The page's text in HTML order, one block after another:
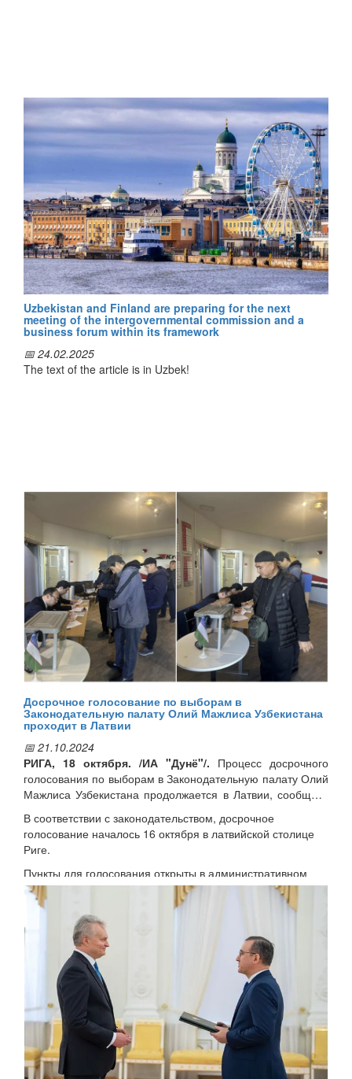
Uzbekistan and Finland are preparing for the next
meeting of the intergovernmental commission and a
business forum within its framework
📅 24.02.2025
The text of the article is in Uzbek!
Досрочное голосование по выборам в
Законодательную палату Олий Мажлиса Узбекистана
проходит в Латвии
📅 21.10.2024
РИГА, 18 октября. /ИА "Дунё"/. Процесс досрочного
голосования по выборам в Законодательную палату Олий
Мажлиса Узбекистана продолжается в Латвии, сообщает
В соответствии с законодательством, досрочное
голосование началось 16 октября в латвийской столице
Риге.
Пункты для голосования открыты в административном
здании Латвийского государственного университета,
Рижского университета транспорта, Рижской высшей
школы управления и информатизации, в которых учатся
узбекские студенты, а также крупнейшей в странах Балтии
логистической компании «Kreiss», где осуществляют
трудовую деятельность узбекистанцы.
Голосующие выражают удовлетворение и
признательность за созданные для них возможности
принять участие в выборах, имеющих важное значение
для дальнейшего развития нашей страны.
Досрочное голосование также планируется провести в